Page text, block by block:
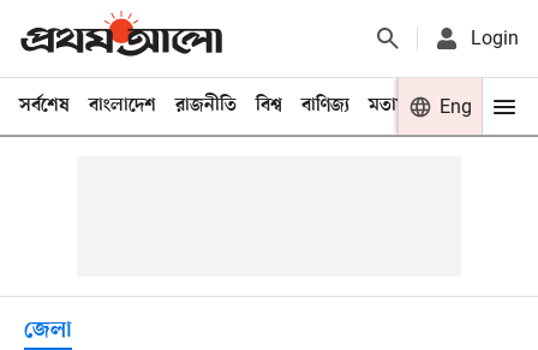
Login
সর্বশেষ বাংলাদেশ রাজনীতি বিশ্ব বাণিজ্য মতামত খেলা
Eng
জেলা